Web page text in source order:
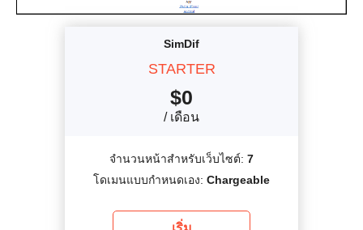
SimDif
STARTER
$0
/ เดือน
จำนวนหน้าสำหรับเว็บไซต์: 7
โดเมนแบบกำหนดเอง: Chargeable